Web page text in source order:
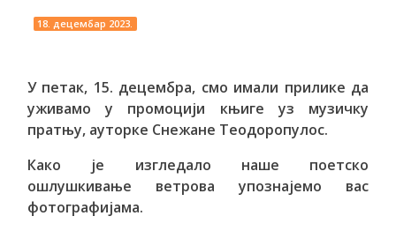
18. децембар 2023.
У петак, 15. децембра, смо имали прилике да
уживамо у промоцији књиге уз музичку
пратњу, ауторке Снежане Теодоропулос.
Како је изгледало наше поетско
ошлушкивање ветрова упознајемо вас
фотографијама.